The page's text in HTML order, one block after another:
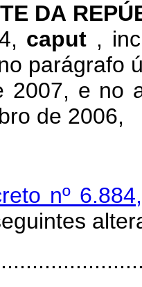
DA
caput ,
parágrafo
2007, e no
de 2006,
nº